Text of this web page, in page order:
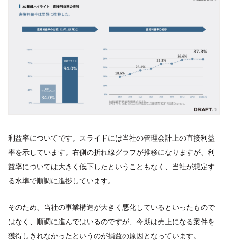
利益率についてです。スライドには当社の管理会計上の直接利益
率を示しています。右側の折れ線グラフが推移になりますが、利
益率については大きく低下したということもなく、当社が想定す
る水準で順調に進捗しています。
そのため、当社の事業構造が大きく悪化しているといったもので
はなく、順調に進んではいるのですが、今期は売上になる案件を
獲得しきれなかったというのが損益の原因となっています。